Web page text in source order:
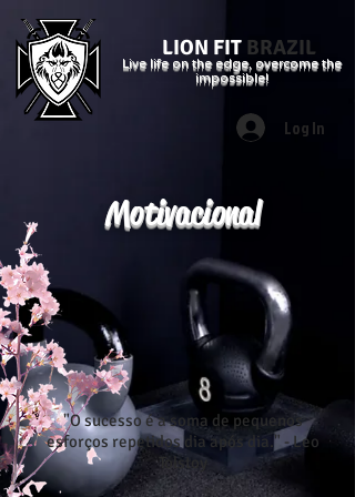
LION FIT BRAZIL
Live life on the edge, overcome the
impossible!
Log In
Motivacional
"O sucesso é a soma de pequenos
esforços repetidos dia após dia." - Leo
Tolstoy